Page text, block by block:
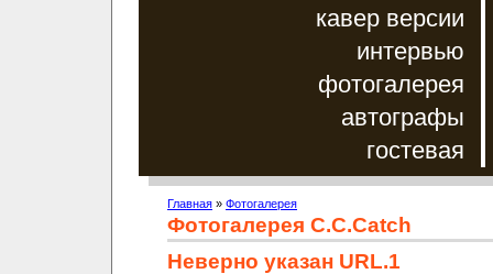
кавер версии
интервью
фотогалерея
автографы
гостевая
Главная » Фотогалерея
Фотогалерея C.C.Catch
Неверно указан URL.1